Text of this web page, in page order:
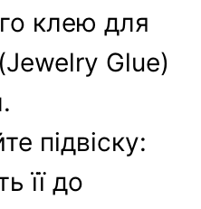
клею для
(Jewelry Glue)
підвіску:
її до